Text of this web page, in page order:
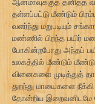
தள்ளப்பட்டு மீண்டும்
வளர்ந்து மறுபடியும்
மண்ணில் பிறந்த பயிர்
போகின்றபோது அந்தப்
உலகத்தில் மீண்டும்
வினைகளை முடித்துத்
துறந்து மாயைகளை
தோன்றிய இறைவனிடமே